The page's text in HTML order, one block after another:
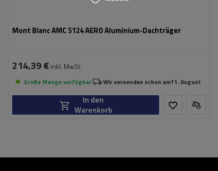
Mont Blanc AMC 5124 AERO Aluminium-Dachträger
214,39 € inkl. MwSt
Große Menge verfügbar Wir versenden schon am11. August
In den
Warenkorb